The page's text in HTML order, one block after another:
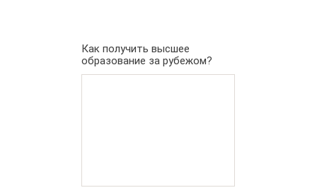
Как получить высшее
образование за рубежом?